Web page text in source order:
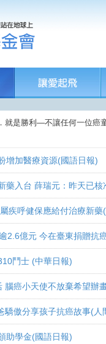
就是勝利—不讓任何一位癌
加醫療資源(國語日報)
藥入台 薛瑞元：昨天已
疾呼健保應給付治療新藥
2.6億元 今在臺東捐贈抗
鬥士 (中華日報)
癌小天使不放棄希望辦
驕傲分享孩子抗癌故事(人
助學金(國語日報)